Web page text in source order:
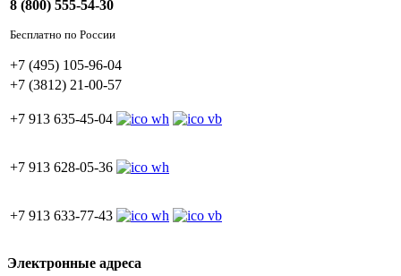
8 (800) 555-54-30
Бесплатно по России
+7 (495) 105-96-04
+7 (3812) 21-00-57
+7 913 635-45-04
+7 913 628-05-36
+7 913 633-77-43
Электронные адреса